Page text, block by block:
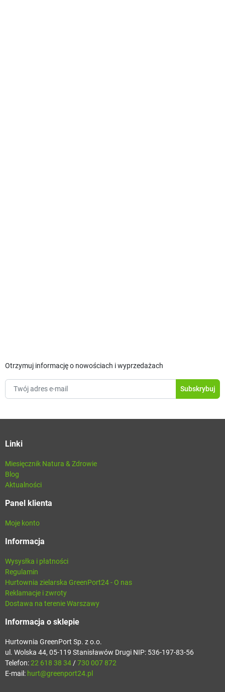
Otrzymuj informację o nowościach i wyprzedażach
Linki
Miesięcznik Natura & Zdrowie
Blog
Aktualności
Panel klienta
Moje konto
Informacja
Wysysłka i płatności
Regulamin
Hurtownia zielarska GreenPort24 - O nas
Reklamacje i zwroty
Dostawa na terenie Warszawy
Informacja o sklepie
Hurtownia GreenPort Sp. z o.o.
ul. Wolska 44, 05-119 Stanisławów Drugi NIP: 536-197-83-56
Telefon:22 618 38 34 /730 007 872
E-mail: hurt@greenport24.pl